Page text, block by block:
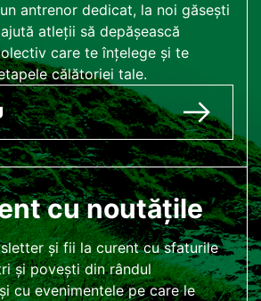
antrenor dedicat, la noi găsești
atleții să depășească
care te înțelege și te
călătoriei tale.
cu noutățile
și fii la curent cu sfaturile
și povești din rândul
cu evenimentele pe care le